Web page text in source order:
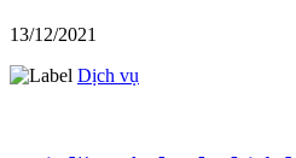
13/12/2021
Dịch vụ